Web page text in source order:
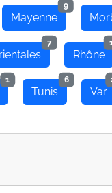
Mayenne
9
7
Rhône
1
Tunis
6
Var